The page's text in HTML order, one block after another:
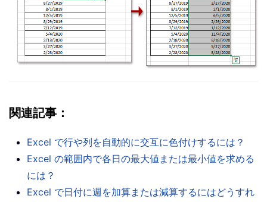
関連記事：
Excel で行や列を自動的に交互に色付けするには？
Excel の範囲内で各日の最大値または最小値を求める
には？
Excel で日付に週を加算または減算するにはどうすれ